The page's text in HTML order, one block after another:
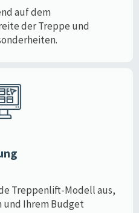
auf dem
der Treppe und
Treppenlift-Modell aus,
und Ihrem Budget